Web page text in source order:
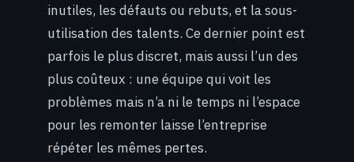
inutiles, les défauts ou rebuts, et la sous-
utilisation des talents. Ce dernier point est
parfois le plus discret, mais aussi l’un des
plus coûteux : une équipe qui voit les
problèmes mais n’a ni le temps ni l’espace
pour les remonter laisse l’entreprise
répéter les mêmes pertes.